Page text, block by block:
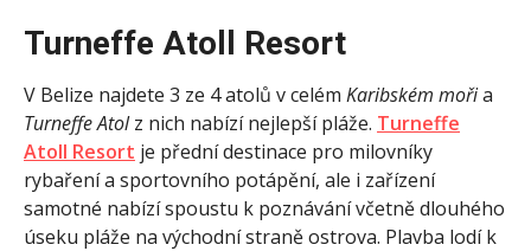
Turneffe Atoll Resort
V Belize najdete 3 ze 4 atolů v celém Karibském mořia
Turneffe Atolz nich nabízí nejlepší pláže. Turneffe
Atoll Resort je přední destinace pro milovníky
rybaření a sportovního potápění, ale i zařízení
samotné nabízí spoustu k poznávání včetně dlouhého
úseku pláže na východní straně ostrova. Plavba lodí k